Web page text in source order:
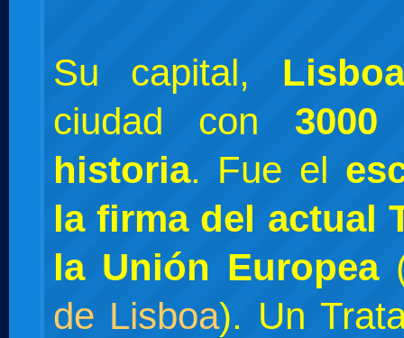
Su capital, Lisboa
ciudad con
historia. Fue el
la firma del actual
la Unión Europea
de Lisboa). Un